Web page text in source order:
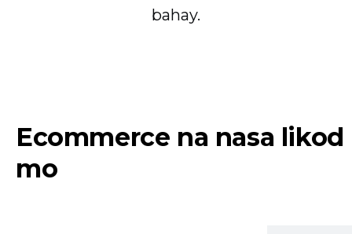
bahay.
Ecommerce na nasa likod
mo